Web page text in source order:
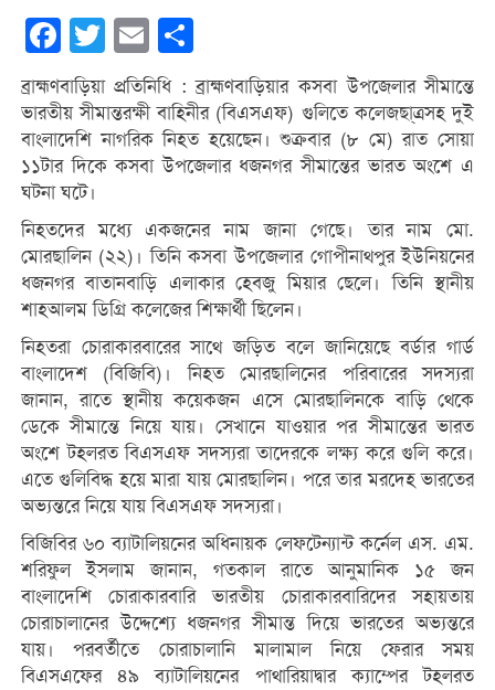
Facebook
Twitter Email
ব্রাহ্মণবাড়িয়া প্রতিনিধি : ব্রাহ্মণবাড়িয়ার কসবা উপজেলার সীমান্তে
ভারতীয় সীমান্তরক্ষী বাহিনীর (বিএসএফ) গুলিতে কলেজছা্ত্রসহ দুই
বাংলাদেশি নাগরিক নিহত হয়েছেন। শুক্রবার (৮ মে) রাত সোয়া
১১টার দিকে কসবা উপজেলার ধজনগর সীমান্তের ভারত অংশে এ
ঘটনা ঘটে।
নিহতদের মধ্যে একজনের নাম জানা গেছে। তার নাম মো.
মোরছালিন (২২)। তিনি কসবা উপজেলার গোপীনাথপুর ইউনিয়নের
ধজনগর বাতানবাড়ি এলাকার হেবজু মিয়ার ছেলে। তিনি স্থানীয়
শাহআলম ডিগ্রি কলেজের শিক্ষার্থী ছিলেন।
নিহতরা চোরাকারবারের সাথে জড়িত বলে জানিয়েছে বর্ডার গার্ড
বাংলাদেশ (বিজিবি)। নিহত মোরছালিনের পরিবারের সদস্যরা
জানান, রাতে স্থানীয় কয়েকজন এসে মোরছালিনকে বাড়ি থেকে
ডেকে সীমান্তে নিয়ে যায়। সেখানে যাওয়ার পর সীমান্তের ভারত
অংশে টহলরত বিএসএফ সদস্যরা তাদেরকে লক্ষ্য করে গুলি করে।
এতে গুলিবিদ্ধ হয়ে মারা যায় মোরছালিন। পরে তার মরদেহ ভারতের
অভ্যন্তরে নিয়ে যায় বিএসএফ সদস্যরা।
বিজিবির ৬০ ব্যাটালিয়নের অধিনায়ক লেফটেন্যান্ট কর্নেল এস. এম.
শরিফুল ইসলাম জানান, গতকাল রাতে আনুমানিক ১৫ জন
বাংলাদেশি চোরাকারবারি ভারতীয় চোরাকারবারিদের সহায়তায়
চোরাচালানের উদ্দেশ্যে ধজনগর সীমান্ত দিয়ে ভারতের অভ্যন্তরে
যায়। পরবর্তীতে চোরাচালানি মালামাল নিয়ে ফেরার সময়
বিএসএফের ৪৯ ব্যাটালিয়নের পাথারিয়াদ্বার ক্যাম্পের টহলরত